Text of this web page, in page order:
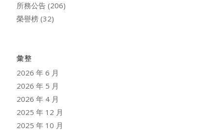
所務公告(206)
榮譽榜(32)
彙整
2026 年 6 月
2026 年 5 月
2026 年 4 月
2025 年 12 月
2025 年 10 月